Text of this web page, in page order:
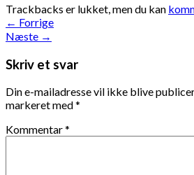
Trackbacks er lukket, men du kan
← Forrige
Næste →
Skriv et svar
Din e-mailadresse vil ikke blive
markeret med*
Kommentar*